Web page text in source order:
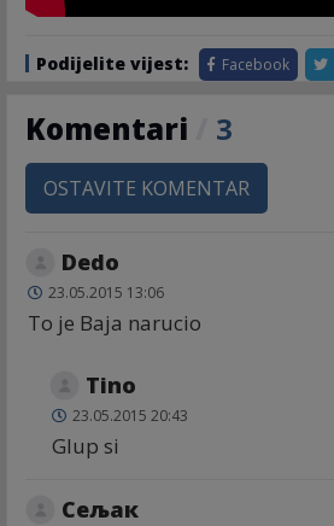
Podijelite vijest: Facebook
Komentari 3
OSTAVITE KOMENTAR
Dedo
23.05.2015 13:06
To je Baja narucio
Tino
23.05.2015 20:43
Glup si
Сељак